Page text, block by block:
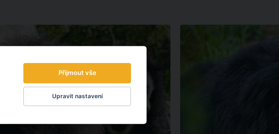
Přijmout vše
Upravit nastavení